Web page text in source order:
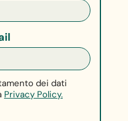
dei dati
Privacy Policy.